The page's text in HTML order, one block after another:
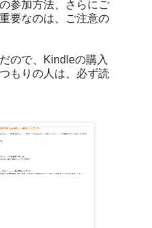
参加方法、さらにご
要なのは、ご注意の
ので、Kindleの購入
もりの人は、必ず読